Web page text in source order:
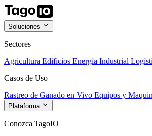
Soluciones
Sectores
Agricultura Edificios Energía Industrial
Casos de Uso
Rastreo de Ganado en Vivo Equipos y
Plataforma
Conozca TagoIO